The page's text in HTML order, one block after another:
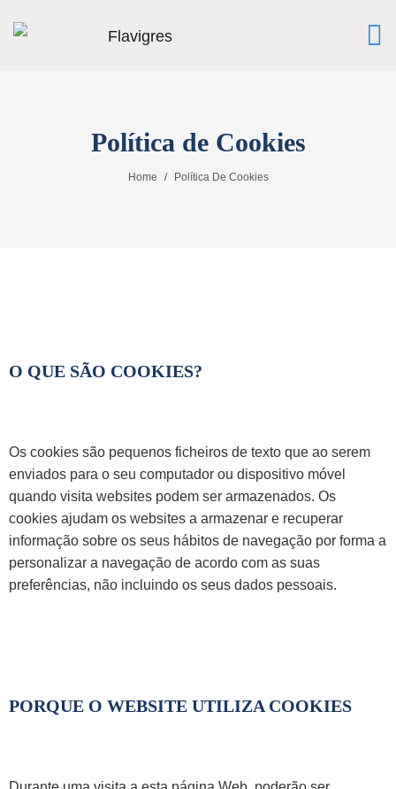
Política de Cookies
Home Política De Cookies
O QUE SÃO COOKIES?
Os cookies são pequenos ficheiros de texto que ao serem
enviados para o seu computador ou dispositivo móvel
quando visita websites podem ser armazenados. Os
cookies ajudam os websites a armazenar e recuperar
informação sobre os seus hábitos de navegação por forma a
personalizar a navegação de acordo com as suas
preferências, não incluindo os seus dados pessoais.
PORQUE O WEBSITE UTILIZA COOKIES